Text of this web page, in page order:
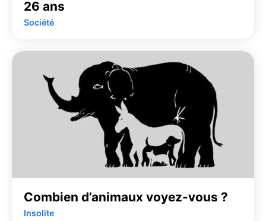
26 ans
Société
Combien d’animaux voyez-vous ?
Insolite